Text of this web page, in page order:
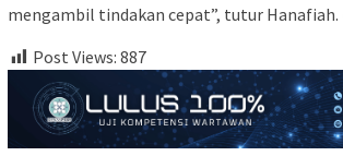
mengambil tindakan cepat”, tutur Hanafiah.
Post Views: 887